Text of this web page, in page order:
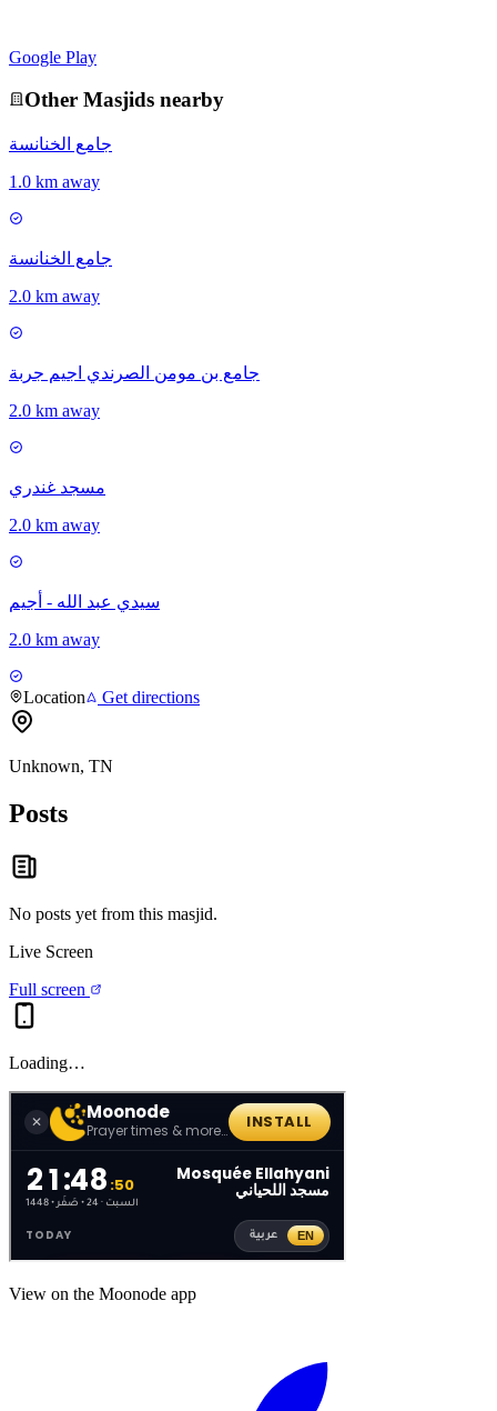
Google Play
Other Masjids nearby
جامع الخنانسة
1.0 km away
جامع الخنانسة
2.0 km away
جامع بن مومن الصرندي اجيم جربة
2.0 km away
مسجد غندري
2.0 km away
سيدي عبد الله - أجيم
2.0 km away
Location Get directions
Unknown, TN
Posts
No posts yet from this masjid.
Live Screen
Full screen
Loading…
View on the Moonode app